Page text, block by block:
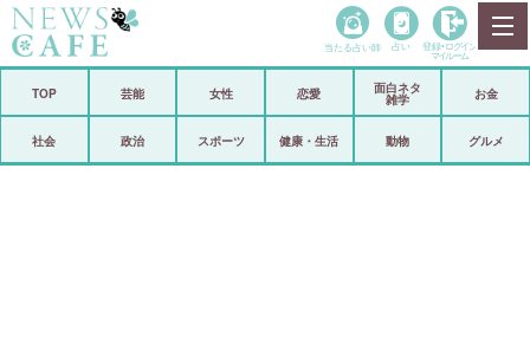
政治
当たる占い師 占い 登録• ログイン
マイルーム
TOP 芸能 女性 恋愛
面白ネタ
雑学
お金
社会 政治 スポーツ 健康・生活 動物 グルメ